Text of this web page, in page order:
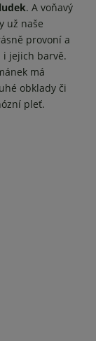
. A voňavý
už naše
provoní a
jejich barvě.
má
obklady či
pleť.